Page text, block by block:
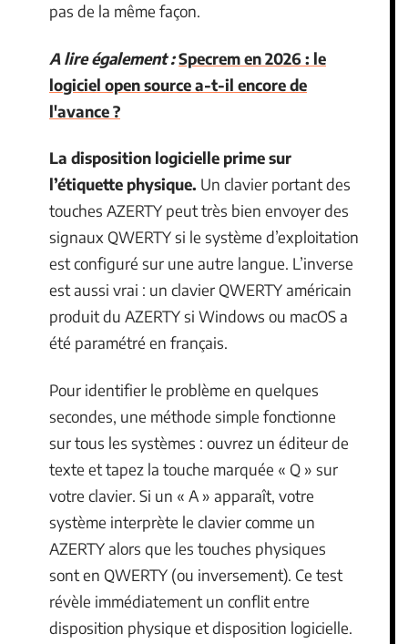
pas de la même façon.
A lire également :Specrem en 2026 : le
logiciel open source a-t-il encore de
l'avance ?
La disposition logicielle prime sur
l’étiquette physique. Un clavier portant des
touches AZERTY peut très bien envoyer des
signaux QWERTY si le système d’exploitation
est configuré sur une autre langue. L’inverse
est aussi vrai : un clavier QWERTY américain
produit du AZERTY si Windows ou macOS a
été paramétré en français.
Pour identifier le problème en quelques
secondes, une méthode simple fonctionne
sur tous les systèmes : ouvrez un éditeur de
texte et tapez la touche marquée « Q » sur
votre clavier. Si un « A » apparaît, votre
système interprète le clavier comme un
AZERTY alors que les touches physiques
sont en QWERTY (ou inversement). Ce test
révèle immédiatement un conflit entre
disposition physique et disposition logicielle.